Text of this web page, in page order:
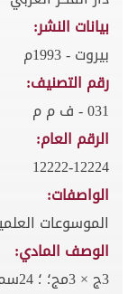
بيانات النشر:
بيروت - 1993م
رقم التصنيف:
031 - ف م م
الرقم العام:
12222-12224
الواصفات:
الموسوعات
الوصف المادي:
3ج × 3مج؛ ؛ 24سم